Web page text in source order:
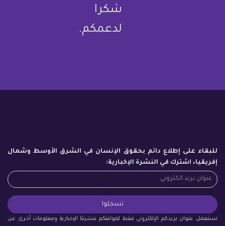
شكرا
لدعمكم.
للبقاء على إطلاع دائم بحقوق الإنسان في الشرق الأوسط وشمال
إفريقيا، اشترك في النشرة الإخبارية:
نستعمل عنوان بريدكم الإلكتروني فقط لموافتكم بنشرتنا الإخبارية ومعلومات أخرى عن